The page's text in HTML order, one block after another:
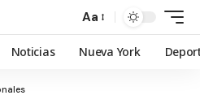
Aa
Noticias Nueva York